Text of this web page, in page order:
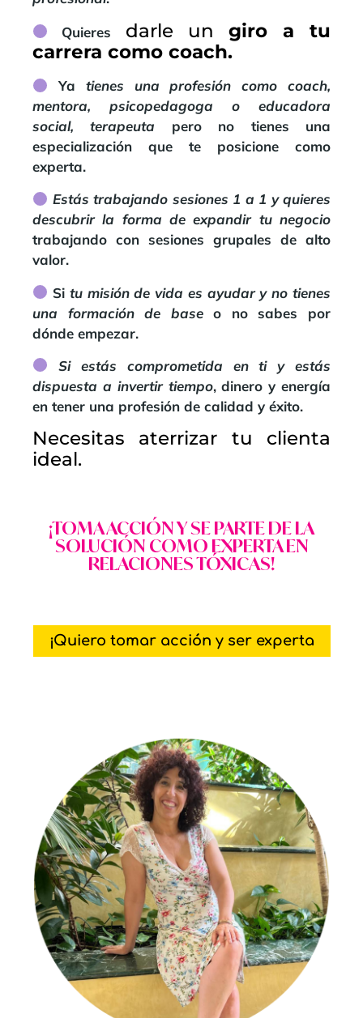
Quieres
darle ungiro a tu
carrera como coach.
Ya tienes una profesión como coach,
mentora, psicopedagoga o educadora
social, terapeuta pero no tienes una
especialización que te posicione como
experta.
Estás trabajando sesiones 1 a 1 y quieres
descubrir la forma de expandir tu negocio
trabajando con sesiones grupales de alto
valor.
Si tu misión de vida es ayudar y no tienes
una formación de baseo no sabes por
dónde empezar.
Si estás comprometida en ti y estás
dispuesta a invertir tiempo, dinero y energía
en tener una profesión de calidad y éxito.
Necesitas aterrizar tu clienta
ideal.
¡TOMA ACCIÓN Y SE PARTE DE LA
SOLUCIÓN COMO EXPERTA EN
RELACIONES TÓXICAS!
¡Quiero tomar acción y ser experta